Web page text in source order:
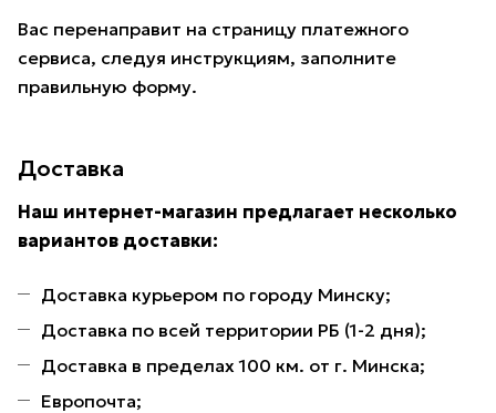
Вас перенаправит на страницу платежного
сервиса, следуя инструкциям, заполните
правильную форму.
Доставка
Наш интернет-магазин предлагает несколько
вариантов доставки:
Доставка курьером по городу Минску;
Доставка по всей территории РБ (1-2 дня);
Доставка в пределах 100 км. от г. Минска;
Европочта;